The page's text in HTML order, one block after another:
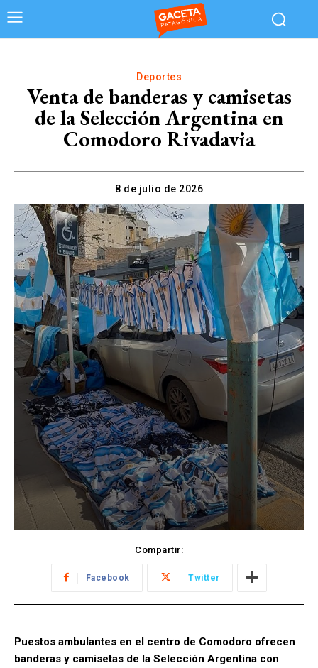
Deportes
Venta de banderas y camisetas
de la Selección Argentina en
Comodoro Rivadavia
8 de julio de 2026
Compartir:
Facebook Twitter
Puestos ambulantes en el centro de Comodoro ofrecen
banderas y camisetas de la Selección Argentina con